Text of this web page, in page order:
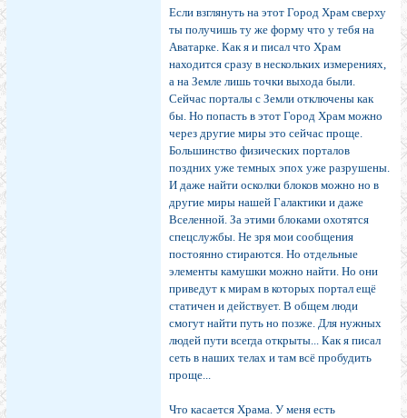
Если взглянуть на этот Город Храм сверху
ты получишь ту же форму что у тебя на
Аватарке. Как я и писал что Храм
находится сразу в нескольких измерениях,
а на Земле лишь точки выхода были.
Сейчас порталы с Земли отключены как
бы. Но попасть в этот Город Храм можно
через другие миры это сейчас проще.
Большинство физических порталов
поздних уже темных эпох уже разрушены.
И даже найти осколки блоков можно но в
другие миры нашей Галактики и даже
Вселенной. За этими блоками охотятся
спецслужбы. Не зря мои сообщения
постоянно стираются. Но отдельные
элементы камушки можно найти. Но они
приведут к мирам в которых портал ещё
статичен и действует. В общем люди
смогут найти путь но позже. Для нужных
людей пути всегда открыты... Как я писал
сеть в наших телах и там всё пробудить
проще...
Что касается Храма. У меня есть